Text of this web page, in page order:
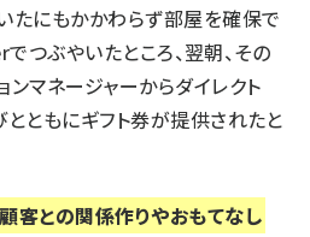
たにもかかわらず部屋を確保で
つぶやいたところ、翌朝、その
マネージャーからダイレクト
とともにギフト券が提供されたと
客との関係作りやおもてなし